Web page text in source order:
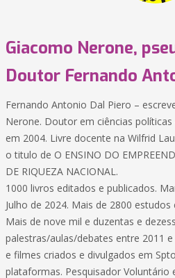
Giacomo Nerone,
Doutor Fernando
Fernando Antonio Dal Piero –
Nerone. Doutor em ciências
em 2004. Livre docente na Wilfrid
o titulo de O ENSINO DO
DE RIQUEZA NACIONAL.
1000 livros editados e publicados.
Julho de 2024. Mais de 2800
Mais de nove mil e duzentas e
palestras/aulas/debates entre 2011
e filmes criados e divulgados em
plataformas. Pesquisador Voluntário